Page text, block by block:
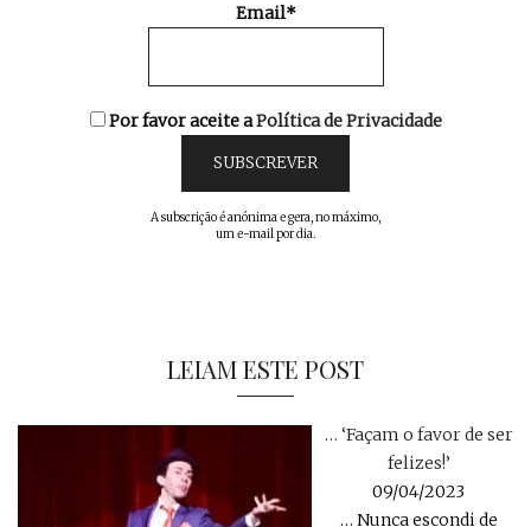
Email*
Por favor aceite aPolítica de Privacidade
A subscrição é anónima e gera, no máximo,
um e-mail por dia.
LEIAM ESTE POST
… ‘Façam o favor de ser
felizes!’
09/04/2023
… Nunca escondi de